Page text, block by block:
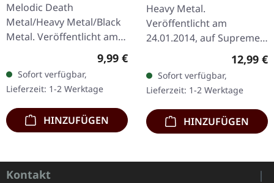
Melodic Death
Metal/Heavy Metal/Black
Metal. Veröffentlicht am
08.03.2004, auf Supreme
Chaos Records. CD im
Jewelcase mit 16-seitigem
Booklet.…
Regulärer Preis:
9,99 €
Sofort verfügbar,
Lieferzeit: 1-2 Werktage
HINZUFÜGEN
Heavy Metal.
Veröffentlicht am
24.01.2014, auf Supreme
Chaos Records. CD im
Jewelcase. Heavy wie
Hölle und dennoch
abwechslungsreich. Das
neue Album…
12,99 €
Sofort verfügbar,
Lieferzeit: 1-2 Werktage
HINZUFÜGEN
Kontakt